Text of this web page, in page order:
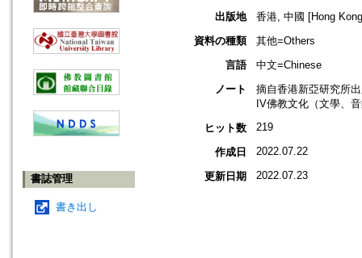
書誌管理
書き出し
出版地
香港, 中國 [Hong
資料の種類
其他=Others
言語
中文=Chinese
ノート
摘自香港新亞研究所
IV佛教文化（文學、
ヒット数
219
作成日 2022.07.22
更新日期 2022.07.23